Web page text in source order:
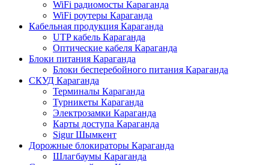
WiFi радиомосты Караганда
WiFi роутеры Караганда
Кабельная продукция Караганда
UTP кабель Караганда
Оптические кабеля Караганда
Блоки питания Караганда
Блоки бесперебойного питания Караганда
СКУД Караганда
Терминалы Караганда
Турникеты Караганда
Электрозамки Караганда
Карты доступа Караганда
Sigur Шымкент
Дорожные блокираторы Караганда
Шлагбаумы Караганда